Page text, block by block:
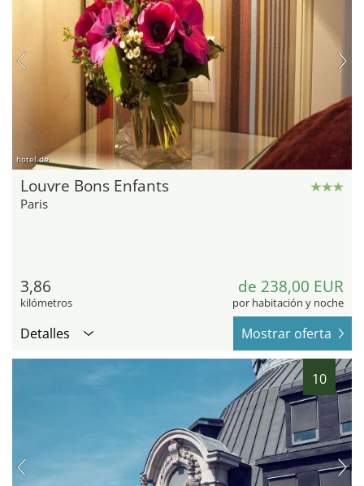
hotel.de
Louvre Bons Enfants
Paris
3,86
kilómetros
de 238,00 EUR
por habitación y noche
Detalles Mostrar oferta
10